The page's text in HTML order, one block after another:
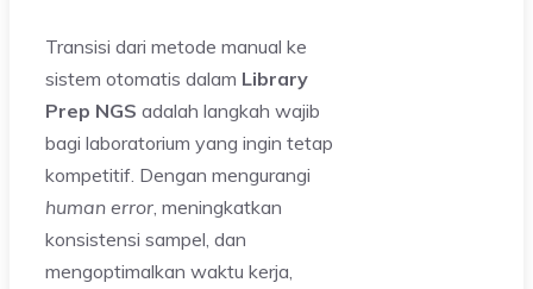
Transisi dari metode manual ke
sistem otomatis dalam Library
Prep NGS adalah langkah wajib
bagi laboratorium yang ingin tetap
kompetitif. Dengan mengurangi
human error , meningkatkan
konsistensi sampel, dan
mengoptimalkan waktu kerja,